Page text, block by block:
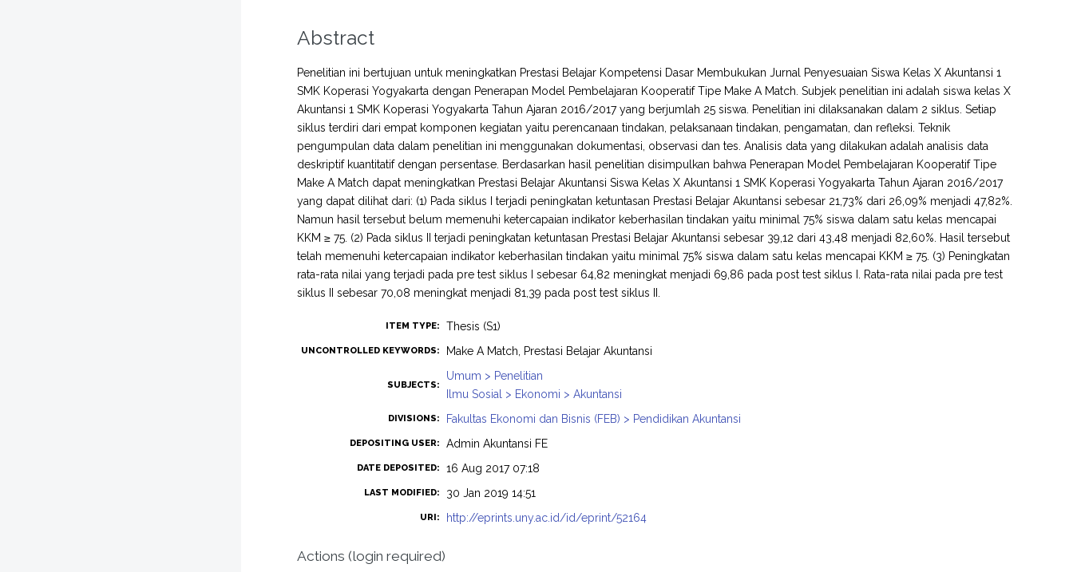
Abstract
Penelitian ini bertujuan untuk meningkatkan Prestasi Belajar Kompetensi Dasar Membukukan Jurnal Penyesuaian Siswa Kelas X Akuntansi 1
SMK Koperasi Yogyakarta dengan Penerapan Model Pembelajaran Kooperatif Tipe Make A Match. Subjek penelitian ini adalah siswa kelas X
Akuntansi 1 SMK Koperasi Yogyakarta Tahun Ajaran 2016/2017 yang berjumlah 25 siswa. Penelitian ini dilaksanakan dalam 2 siklus. Setiap
siklus terdiri dari empat komponen kegiatan yaitu perencanaan tindakan, pelaksanaan tindakan, pengamatan, dan refleksi. Teknik
pengumpulan data dalam penelitian ini menggunakan dokumentasi, observasi dan tes. Analisis data yang dilakukan adalah analisis data
deskriptif kuantitatif dengan persentase. Berdasarkan hasil penelitian disimpulkan bahwa Penerapan Model Pembelajaran Kooperatif Tipe
Make A Match dapat meningkatkan Prestasi Belajar Akuntansi Siswa Kelas X Akuntansi 1 SMK Koperasi Yogyakarta Tahun Ajaran 2016/2017
yang dapat dilihat dari: (1) Pada siklus I terjadi peningkatan ketuntasan Prestasi Belajar Akuntansi sebesar 21,73% dari 26,09% menjadi 47,82%.
Namun hasil tersebut belum memenuhi ketercapaian indikator keberhasilan tindakan yaitu minimal 75% siswa dalam satu kelas mencapai
KKM ≥ 75. (2) Pada siklus II terjadi peningkatan ketuntasan Prestasi Belajar Akuntansi sebesar 39,12 dari 43,48 menjadi 82,60%. Hasil tersebut
telah memenuhi ketercapaian indikator keberhasilan tindakan yaitu minimal 75% siswa dalam satu kelas mencapai KKM ≥ 75. (3) Peningkatan
rata-rata nilai yang terjadi pada pre test siklus I sebesar 64,82 meningkat menjadi 69,86 pada post test siklus I. Rata-rata nilai pada pre test
siklus II sebesar 70,08 meningkat menjadi 81,39 pada post test siklus II.
ITEM TYPE: Thesis (S1)
UNCONTROLLED KEYWORDS: Make A Match, Prestasi Belajar Akuntansi
SUBJECTS:
Umum > Penelitian
Ilmu Sosial > Ekonomi > Akuntansi
DIVISIONS: Fakultas Ekonomi dan Bisnis (FEB) > Pendidikan Akuntansi
DEPOSITING USER: Admin Akuntansi FE
DATE DEPOSITED: 16 Aug 2017 07:18
LAST MODIFIED: 30 Jan 2019 14:51
URI: http://eprints.uny.ac.id/id/eprint/52164
Actions (login required)